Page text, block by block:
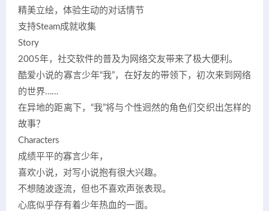
精美立绘，体验生动的对话情节
支持Steam成就收集
Story
2005年，社交软件的普及为网络交友带来了极大便利。
酷爱小说的寡言少年“我”，在好友的带领下，初次来到网络
的世界……
在异地的距离下，“我”将与个性迥然的角色们交织出怎样的
故事？
Characters
成绩平平的寡言少年，
喜欢小说，对写小说抱有很大兴趣。
不想随波逐流，但也不喜欢声张表现。
心底似乎存有着少年热血的一面。